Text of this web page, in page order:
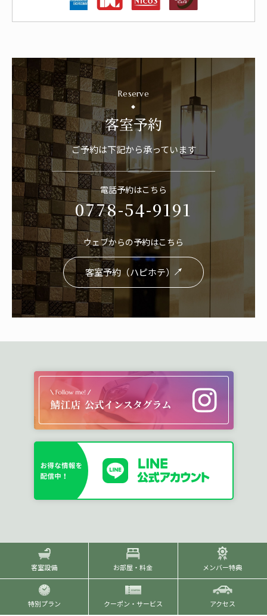
Reserve
客室予約
ご予約は下記から承っています
電話予約はこちら
0778-54-9191
ウェブからの予約はこちら
客室予約（ハピホテ）
客室設備 お部屋・料金 メンバー特典
特別プラン クーポン・サービス アクセス